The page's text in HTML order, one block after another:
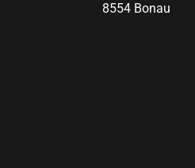
8554 Bonau